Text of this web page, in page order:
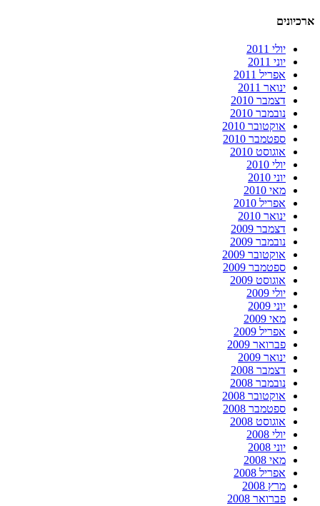
ארכיונים
יולי 2011
יוני 2011
אפריל 2011
ינואר 2011
דצמבר 2010
נובמבר 2010
אוקטובר 2010
ספטמבר 2010
אוגוסט 2010
יולי 2010
יוני 2010
מאי 2010
אפריל 2010
ינואר 2010
דצמבר 2009
נובמבר 2009
אוקטובר 2009
ספטמבר 2009
אוגוסט 2009
יולי 2009
יוני 2009
מאי 2009
אפריל 2009
פברואר 2009
ינואר 2009
דצמבר 2008
נובמבר 2008
אוקטובר 2008
ספטמבר 2008
אוגוסט 2008
יולי 2008
יוני 2008
מאי 2008
אפריל 2008
מרץ 2008
פברואר 2008